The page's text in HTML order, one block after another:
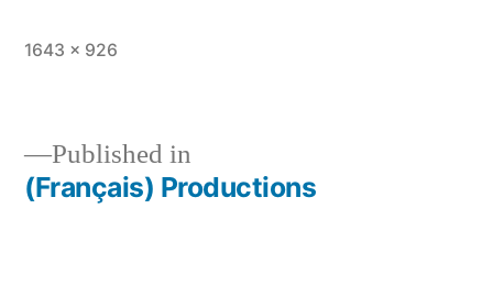
Full
1643 × 926
Post
Published in
(Français) Productions